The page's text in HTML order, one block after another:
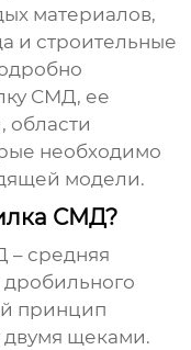
материалов,
и строительные
СМД, ее
области
необходимо
модели.
СМД?
– средняя
принцип
щеками.